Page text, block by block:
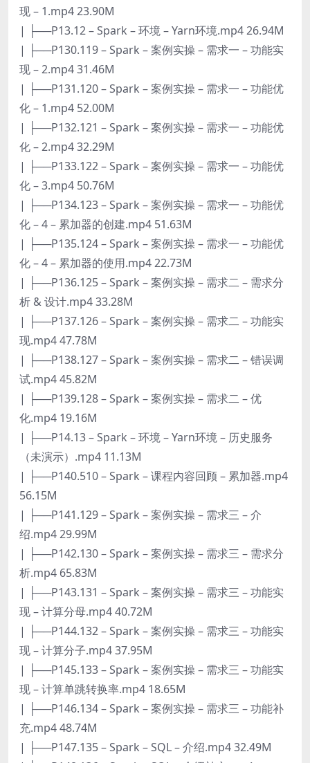
现 – 1.mp4 23.90M
| ├──P13.12 – Spark – 环境 – Yarn环境.mp4 26.94M
| ├──P130.119 – Spark – 案例实操 – 需求一 – 功能实
现 – 2.mp4 31.46M
| ├──P131.120 – Spark – 案例实操 – 需求一 – 功能优
化 – 1.mp4 52.00M
| ├──P132.121 – Spark – 案例实操 – 需求一 – 功能优
化 – 2.mp4 32.29M
| ├──P133.122 – Spark – 案例实操 – 需求一 – 功能优
化 – 3.mp4 50.76M
| ├──P134.123 – Spark – 案例实操 – 需求一 – 功能优
化 – 4 – 累加器的创建.mp4 51.63M
| ├──P135.124 – Spark – 案例实操 – 需求一 – 功能优
化 – 4 – 累加器的使用.mp4 22.73M
| ├──P136.125 – Spark – 案例实操 – 需求二 – 需求分
析 & 设计.mp4 33.28M
| ├──P137.126 – Spark – 案例实操 – 需求二 – 功能实
现.mp4 47.78M
| ├──P138.127 – Spark – 案例实操 – 需求二 – 错误调
试.mp4 45.82M
| ├──P139.128 – Spark – 案例实操 – 需求二 – 优
化.mp4 19.16M
| ├──P14.13 – Spark – 环境 – Yarn环境 – 历史服务
（未演示）.mp4 11.13M
| ├──P140.510 – Spark – 课程内容回顾 – 累加器.mp4
56.15M
| ├──P141.129 – Spark – 案例实操 – 需求三 – 介
绍.mp4 29.99M
| ├──P142.130 – Spark – 案例实操 – 需求三 – 需求分
析.mp4 65.83M
| ├──P143.131 – Spark – 案例实操 – 需求三 – 功能实
现 – 计算分母.mp4 40.72M
| ├──P144.132 – Spark – 案例实操 – 需求三 – 功能实
现 – 计算分子.mp4 37.95M
| ├──P145.133 – Spark – 案例实操 – 需求三 – 功能实
现 – 计算单跳转换率.mp4 18.65M
| ├──P146.134 – Spark – 案例实操 – 需求三 – 功能补
充.mp4 48.74M
| ├──P147.135 – Spark – SQL – 介绍.mp4 32.49M